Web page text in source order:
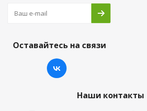
Оставайтесь на связи
Наши контакты